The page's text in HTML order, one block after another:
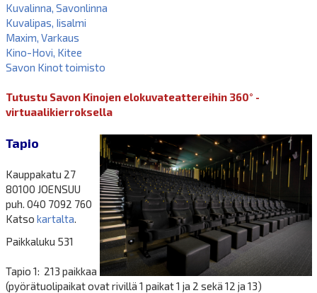
Kuvalinna, Savonlinna
Kuvalipas, Iisalmi
Maxim, Varkaus
Kino-Hovi, Kitee
Savon Kinot toimisto
Tutustu Savon Kinojen elokuvateattereihin 360° -
virtuaalikierroksella
Tapio
Kauppakatu 27
80100 JOENSUU
puh. 040 7092 760
Katso kartalta.
Paikkaluku 531
Tapio 1: 213 paikkaa
(pyörätuolipaikat ovat rivillä 1 paikat 1 ja 2 sekä 12 ja 13)